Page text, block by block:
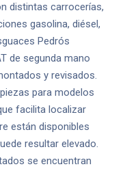
distintas carrocerías,
gasolina, diésel,
Pedrós
de segunda mano
y revisados.
para modelos
facilita localizar
están disponibles
resultar elevado.
se encuentran